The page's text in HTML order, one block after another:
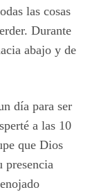
las cosas
Durante
abajo y de
día para ser
a las 10
que Dios
presencia